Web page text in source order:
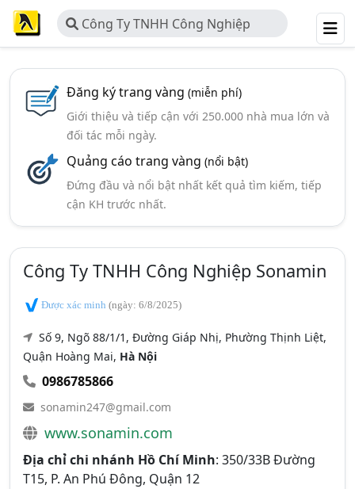
Công Ty TNHH Công Nghiệp
Sonamin
Đăng ký trang vàng (miễn phí)
Giới thiệu và tiếp cận với 250.000 nhà mua lớn và
đối tác mỗi ngày.
Quảng cáo trang vàng (nổi bật)
Đứng đầu và nổi bật nhất kết quả tìm kiếm, tiếp
cận KH trước nhất.
Công Ty TNHH Công Nghiệp Sonamin
Được xác minh (ngày: 6/8/2025)
Số 9, Ngõ 88/1/1, Đường Giáp Nhị, Phường Thịnh Liệt,
Quận Hoàng Mai, Hà Nội
0986785866
sonamin247@gmail.com
www.sonamin.com
Địa chỉ chi nhánh Hồ Chí Minh: 350/33B Đường
T15, P. An Phú Đông, Quận 12